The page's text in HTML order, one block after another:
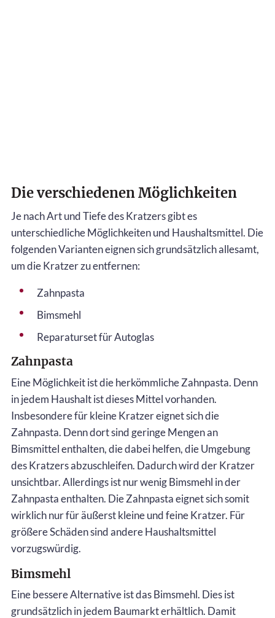
Die verschiedenen Möglichkeiten
Je nach Art und Tiefe des Kratzers gibt es
unterschiedliche Möglichkeiten und Haushaltsmittel. Die
folgenden Varianten eignen sich grundsätzlich allesamt,
um die Kratzer zu entfernen:
Zahnpasta
Bimsmehl
Reparaturset für Autoglas
Zahnpasta
Eine Möglichkeit ist die herkömmliche Zahnpasta. Denn
in jedem Haushalt ist dieses Mittel vorhanden.
Insbesondere für kleine Kratzer eignet sich die
Zahnpasta. Denn dort sind geringe Mengen an
Bimsmittel enthalten, die dabei helfen, die Umgebung
des Kratzers abzuschleifen. Dadurch wird der Kratzer
unsichtbar. Allerdings ist nur wenig Bimsmehl in der
Zahnpasta enthalten. Die Zahnpasta eignet sich somit
wirklich nur für äußerst kleine und feine Kratzer. Für
größere Schäden sind andere Haushaltsmittel
vorzugswürdig.
Bimsmehl
Eine bessere Alternative ist das Bimsmehl. Dies ist
grundsätzlich in jedem Baumarkt erhältlich. Damit